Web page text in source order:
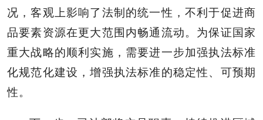
况，客观上影响了法制的统一性，不利于促进商
品要素资源在更大范围内畅通流动。为保证国家
重大战略的顺利实施，需要进一步加强执法标准
化规范化建设，增强执法标准的稳定性、可预期
性。